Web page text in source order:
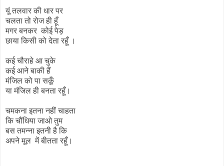
यूं तलवार की धार पर
चलता तो रोज ही हूँ
मगर बनकर कोई पेड़
छाया किसी को देता रहूँ ।
कई चौराहे आ चुके
कई आने बाकी हैं
मंजिल को पा सकूँ
या मंजिल ही बनता रहूँ।
चमकना इतना नहीं चाहता
कि चौंधिया जाओ तुम
बस तमन्ना इतनी है कि
अपने मूल में बीतता रहूँ।